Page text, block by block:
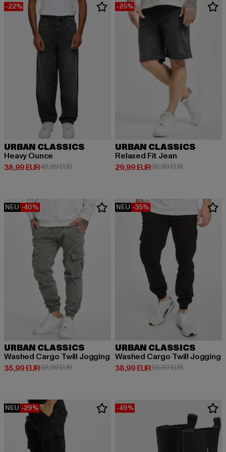
-22%
URBAN CLASSICS
Heavy Ounce
38,99 EUR
Derzeitiger Preis: 38,99 EUR
49,99 EURAktionspreis: 49,99 EUR
-25%
URBAN CLASSICS
Relaxed Fit Jean
29,99 EUR
Derzeitiger Preis: 29,99 EUR
39,99 EURAktionspreis:
NEU -40%
URBAN CLASSICS
Washed Cargo Twill Jogging
35,99 EUR
Derzeitiger Preis: 35,99 EUR
59,99 EURAktionspreis: 59,99 EUR
NEU -35%
URBAN CLASSICS
Washed Cargo Twill Jogging
38,99 EUR
Derzeitiger Preis: 38,99 EUR
59,99 EURAktionspreis:
NEU -29% -49%